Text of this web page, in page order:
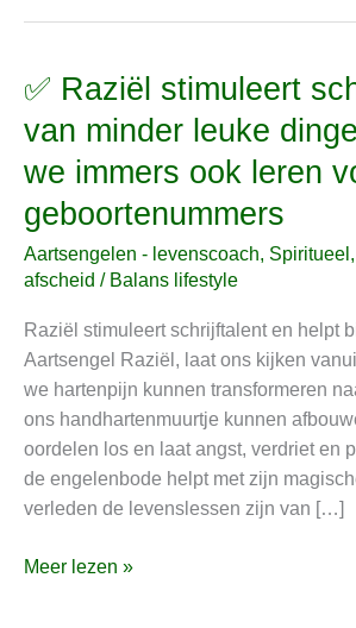
✅ Raziël stimuleert
van minder leuke
we immers ook leren
geboortenummers
Aartsengelen - levenscoach,
afscheid / Balans lifestyle
Raziël stimuleert schrijftalent en helpt
Aartsengel Raziël, laat ons kijken
we hartenpijn kunnen transformeren
ons handhartenmuurtje kunnen
oordelen los en laat angst, verdriet en
de engelenbode helpt met zijn
verleden de levenslessen zijn van […]
✅
stimuleert
schrijftalent,
minder
leuke
dingen
kunnen
we
immers
leren
volgens
Meer lezen »